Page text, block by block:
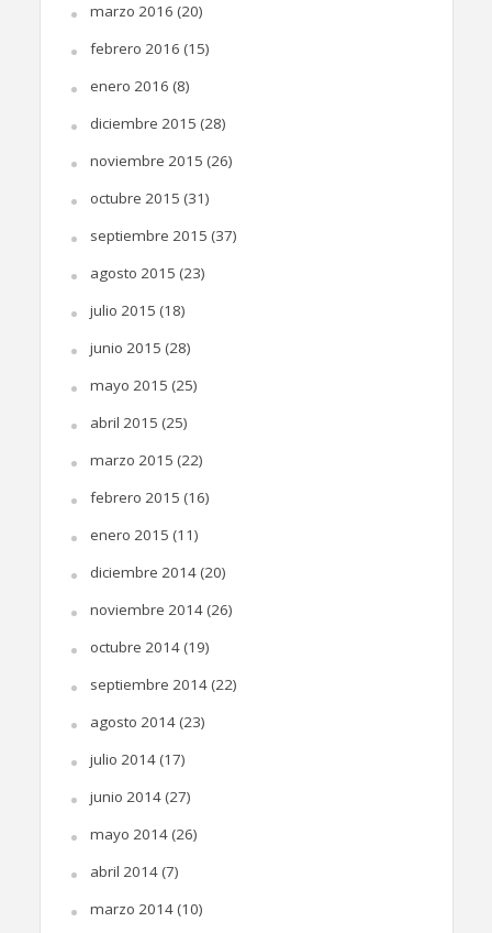
marzo 2016 (20)
febrero 2016 (15)
enero 2016 (8)
diciembre 2015 (28)
noviembre 2015 (26)
octubre 2015 (31)
septiembre 2015 (37)
agosto 2015 (23)
julio 2015 (18)
junio 2015 (28)
mayo 2015 (25)
abril 2015 (25)
marzo 2015 (22)
febrero 2015 (16)
enero 2015 (11)
diciembre 2014(20)
noviembre 2014(26)
octubre 2014(19)
septiembre 2014(22)
agosto 2014(23)
julio 2014(17)
junio 2014(27)
mayo 2014(26)
abril 2014(7)
marzo 2014(10)